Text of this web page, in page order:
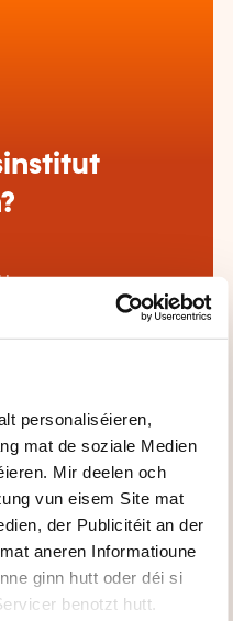
personaliséieren,
mat de soziale Medien
Mir deelen och
vun eisem Site mat
der Publicitéit an der
aneren Informatioune
ginn hutt oder déi si
benotzt hutt.
KÉINTEN